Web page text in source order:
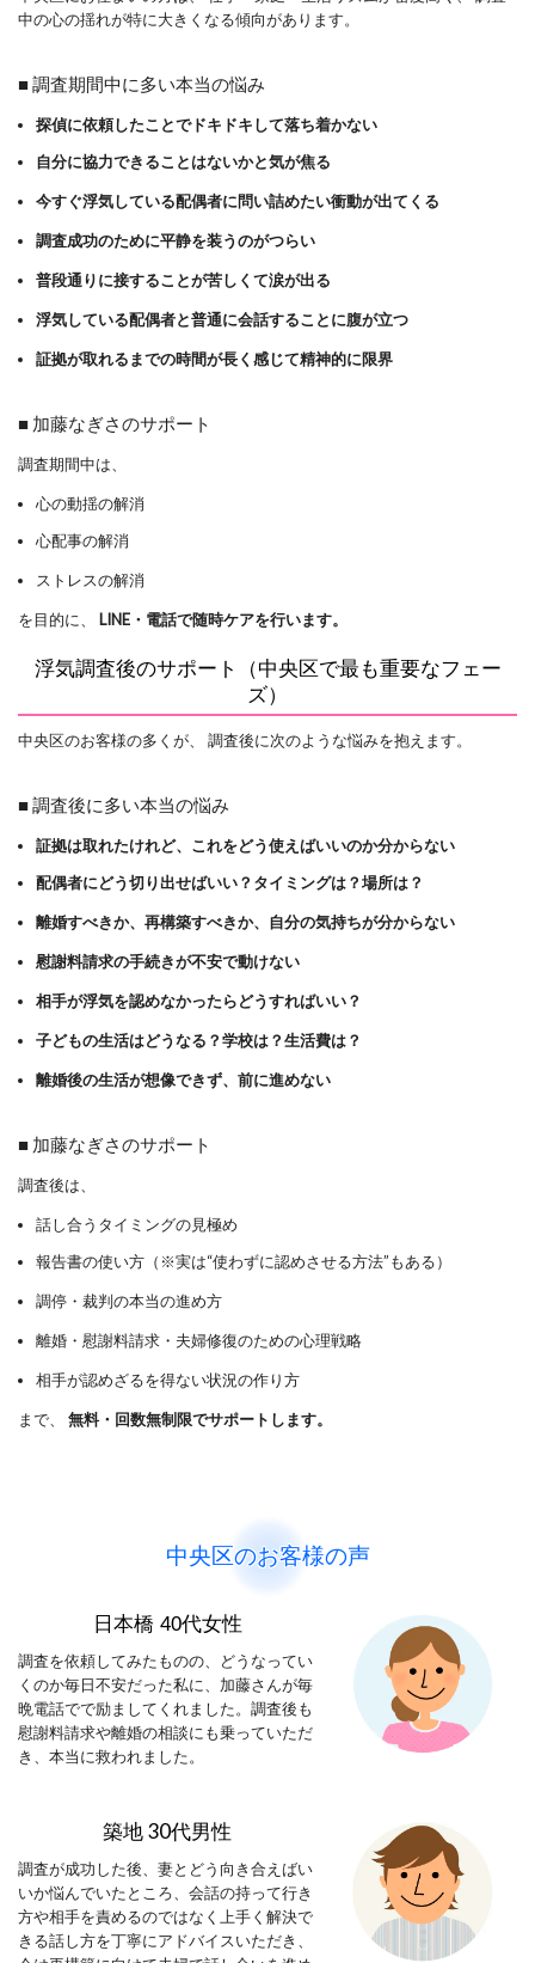
中の心の揺れが特に大きくなる傾向があります。
■ 調査期間中に多い本当の悩み
探偵に依頼したことでドキドキして落ち着かない
自分に協力できることはないかと気が焦る
今すぐ浮気している配偶者に問い詰めたい衝動が出てくる
調査成功のために平静を装うのがつらい
普段通りに接することが苦しくて涙が出る
浮気している配偶者と普通に会話することに腹が立つ
証拠が取れるまでの時間が長く感じて精神的に限界
■ 加藤なぎさのサポート
調査期間中は、
心の動揺の解消
心配事の解消
ストレスの解消
を目的に、 LINE・電話で随時ケアを行います。
浮気調査後のサポート（中央区で最も重要なフェー
ズ）
中央区のお客様の多くが、 調査後に次のような悩みを抱えます。
■ 調査後に多い本当の悩み
証拠は取れたけれど、これをどう使えばいいのか分からない
配偶者にどう切り出せばいい？タイミングは？場所は？
離婚すべきか、再構築すべきか、自分の気持ちが分からない
慰謝料請求の手続きが不安で動けない
相手が浮気を認めなかったらどうすればいい？
子どもの生活はどうなる？学校は？生活費は？
離婚後の生活が想像できず、前に進めない
■ 加藤なぎさのサポート
調査後は、
話し合うタイミングの見極め
報告書の使い方（※実は“使わずに認めさせる方法”もある）
調停・裁判の本当の進め方
離婚・慰謝料請求・夫婦修復のための心理戦略
相手が認めざるを得ない状況の作り方
まで、 無料・回数無制限でサポートします。
中央区のお客様の声
日本橋 40代女性
調査を依頼してみたものの、どうなってい
くのか毎日不安だった私に、加藤さんが毎
晩電話でで励ましてくれました。調査後も
慰謝料請求や離婚の相談にも乗っていただ
き、本当に救われました。
築地 30代男性
調査が成功した後、妻とどう向き合えばい
いか悩んでいたところ、会話の持って行き
方や相手を責めるのではなく上手く解決で
きる話し方を丁寧にアドバイスいただき、